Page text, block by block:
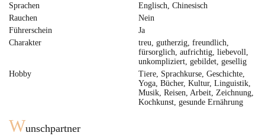
Sprachen
Englisch, Chinesisch
Rauchen
Nein
Führerschein
Ja
Charakter
treu, gutherzig, freundlich,
fürsorglich, aufrichtig, liebevoll,
unkompliziert, gebildet, gesellig
Hobby
Tiere, Sprachkurse, Geschichte,
Yoga, Bücher, Kultur, Linguistik,
Musik, Reisen, Arbeit, Zeichnung,
Kochkunst, gesunde Ernährung
Wunschpartner